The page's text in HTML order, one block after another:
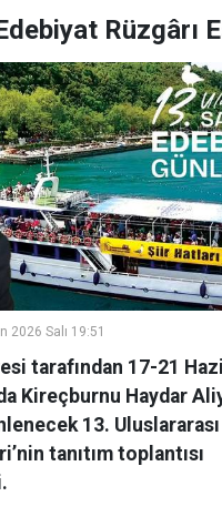
Rüzgârı
2026 Salı 19:51
tarafından 17-21
Kireçburnu Haydar
13.
tanıtım toplantısı